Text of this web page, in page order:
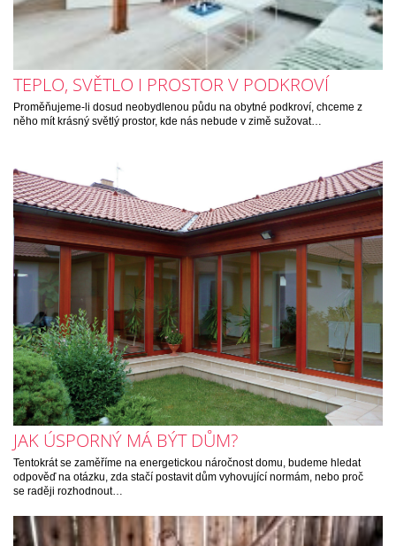
TEPLO, SVĚTLO I PROSTOR V PODKROVÍ
Proměňujeme-li dosud neobydlenou půdu na obytné podkroví, chceme z
něho mít krásný světlý prostor, kde nás nebude v zimě sužovat…
JAK ÚSPORNÝ MÁ BÝT DŮM?
Tentokrát se zaměříme na energetickou náročnost domu, budeme hledat
odpověď na otázku, zda stačí postavit dům vyhovující normám, nebo proč
se raději rozhodnout…